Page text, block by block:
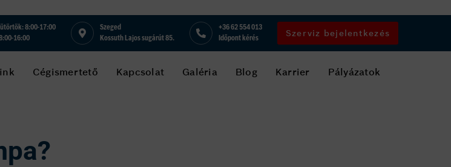
8:00-17:00
16:00
Szeged
Kossuth Lajos sugárút 85.
+36 62 554 013
Időpont kérés
Szerviz bejelentkezés
Cégismertető Kapcsolat Galéria Blog Karrier Pályázatok